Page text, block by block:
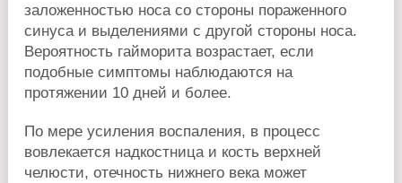
заложенностью носа со стороны пораженного
синуса и выделениями с другой стороны носа.
Вероятность гайморита возрастает, если
подобные симптомы наблюдаются на
протяжении 10 дней и более.
По мере усиления воспаления, в процесс
вовлекается надкостница и кость верхней
челюсти, отечность нижнего века может